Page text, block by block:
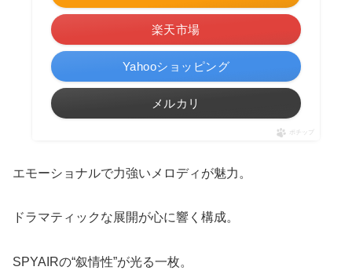
楽天市場
Yahooショッピング
メルカリ
ポチップ
エモーショナルで力強いメロディが魅力。
ドラマティックな展開が心に響く構成。
SPYAIRの“叙情性”が光る一枚。